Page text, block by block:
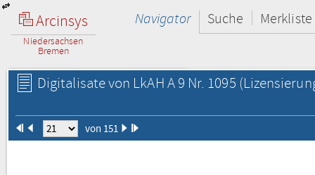
Arcinsys
Niedersachsen
Bremen
Navigator Suche Merkliste
Digitalisate von LkAH A 9 Nr. 1095
von 151